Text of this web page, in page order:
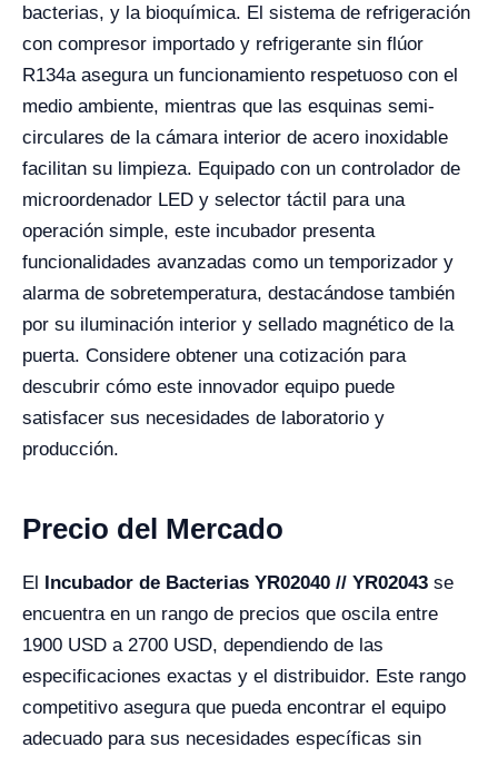
bacterias, y la bioquímica. El sistema de refrigeración
con compresor importado y refrigerante sin flúor
R134a asegura un funcionamiento respetuoso con el
medio ambiente, mientras que las esquinas semi-
circulares de la cámara interior de acero inoxidable
facilitan su limpieza. Equipado con un controlador de
microordenador LED y selector táctil para una
operación simple, este incubador presenta
funcionalidades avanzadas como un temporizador y
alarma de sobretemperatura, destacándose también
por su iluminación interior y sellado magnético de la
puerta. Considere obtener una cotización para
descubrir cómo este innovador equipo puede
satisfacer sus necesidades de laboratorio y
producción.
Precio del Mercado
El Incubador de Bacterias YR02040 // YR02043 se
encuentra en un rango de precios que oscila entre
1900 USD a 2700 USD, dependiendo de las
especificaciones exactas y el distribuidor. Este rango
competitivo asegura que pueda encontrar el equipo
adecuado para sus necesidades específicas sin